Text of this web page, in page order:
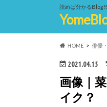
読めば分かるBlog!
HOME 俳優
2021.04.15
画像｜
イク？